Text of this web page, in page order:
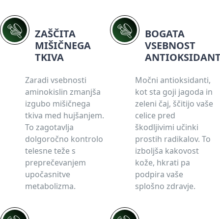
ZAŠČITA
MIŠIČNEGA
TKIVA
Zaradi vsebnosti
aminokislin zmanjša
izgubo mišičnega
tkiva med hujšanjem.
To zagotavlja
dolgoročno kontrolo
telesne teže s
preprečevanjem
upočasnitve
metabolizma.
BOGATA
VSEBNOST
Močni antioksidanti,
kot sta goji jagoda in
zeleni čaj, ščitijo vaše
celice pred
škodljivimi učinki
prostih radikalov. To
izboljša kakovost
kože, hkrati pa
podpira vaše
splošno zdravje.